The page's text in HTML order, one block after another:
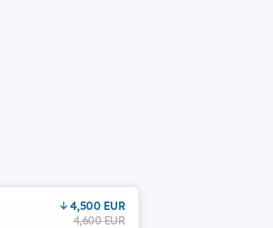
4,500 EUR
4,600 EUR